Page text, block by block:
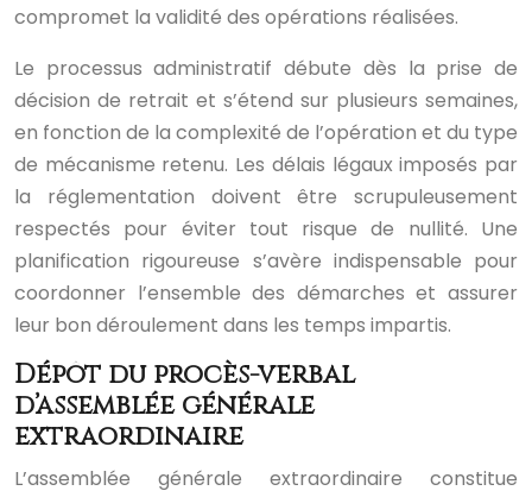
compromet la validité des opérations réalisées.
Le processus administratif débute dès la prise de
décision de retrait et s’étend sur plusieurs semaines,
en fonction de la complexité de l’opération et du type
de mécanisme retenu. Les délais légaux imposés par
la réglementation doivent être scrupuleusement
respectés pour éviter tout risque de nullité. Une
planification rigoureuse s’avère indispensable pour
coordonner l’ensemble des démarches et assurer
leur bon déroulement dans les temps impartis.
Dépôt du procès-verbal
d’assemblée générale
extraordinaire
L’assemblée générale extraordinaire constitue